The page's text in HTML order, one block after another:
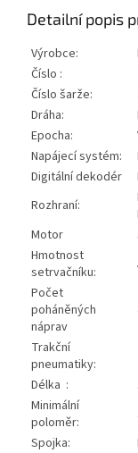
Detailní popis
Výrobce:
Číslo :
Číslo šarže:
Dráha:
Epocha:
Napájecí systém:
Digitální dekodér
Rozhraní:
Motor
Hmotnost
setrvačníku:
Počet
poháněných
náprav
Trakční
pneumatiky:
Délka :
Minimální
poloměr:
Spojka: